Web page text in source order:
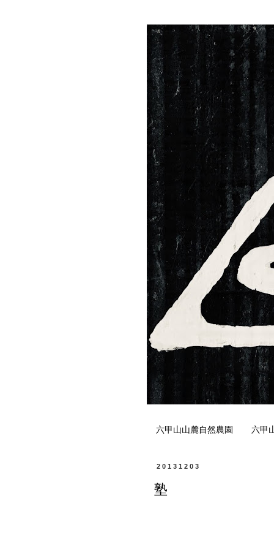
六甲山山麓自然農園 六甲
20131203
塾